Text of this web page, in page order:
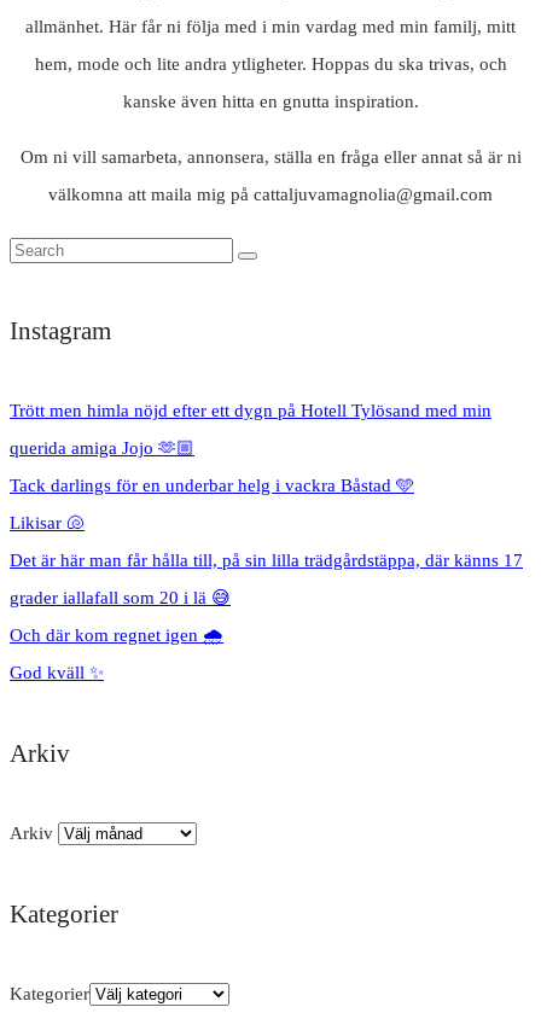
allmänhet. Här får ni följa med i min vardag med min familj, mitt
hem, mode och lite andra ytligheter. Hoppas du ska trivas, och
kanske även hitta en gnutta inspiration.
Om ni vill samarbeta, annonsera, ställa en fråga eller annat så är ni
välkomna att maila mig på cattaljuvamagnolia@gmail.com
Instagram
Trött men himla nöjd efter ett dygn på Hotell Tylösand med min
querida amiga Jojo 🫶🏼
Tack darlings för en underbar helg i vackra Båstad 🩵
Likisar 🐚
Det är här man får hålla till, på sin lilla trädgårdstäppa, där känns 17
grader iallafall som 20 i lä 😅
Och där kom regnet igen 🌧️
God kväll ✨
Arkiv
Arkiv
Kategorier
Kategorier